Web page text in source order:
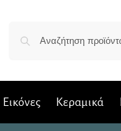
Εικόνες Κεραμικά